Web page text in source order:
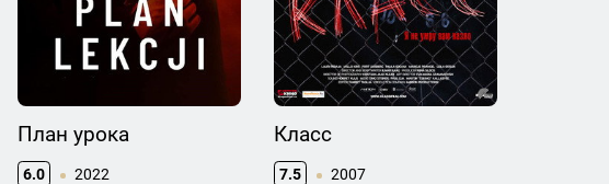
План урока
6.0 2022
Класс
7.5 2007